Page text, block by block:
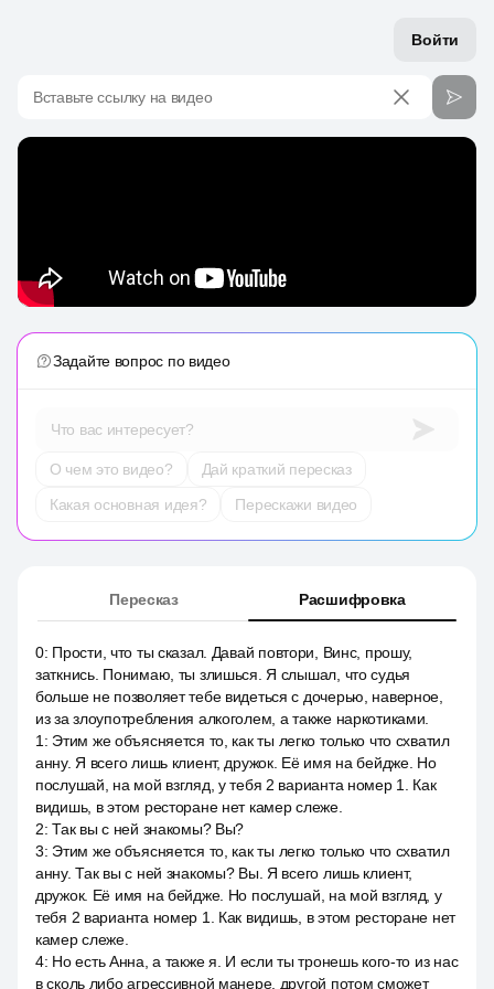
Войти
Вставьте ссылку на видео
Задайте вопрос по видео
Что вас интересует?
О чем это видео?
Дай краткий пересказ
Какая основная идея?
Перескажи видео
Пересказ Расшифровка
0: Прости, что ты сказал. Давай повтори, Винс, прошу,
заткнись. Понимаю, ты злишься. Я слышал, что судья
больше не позволяет тебе видеться с дочерью, наверное,
из за злоупотребления алкоголем, а также наркотиками.
1 : Этим же объясняется то, как ты легко только что схватил
анну. Я всего лишь клиент, дружок. Её имя на бейдже. Но
послушай, на мой взгляд, у тебя 2 варианта номер 1. Как
видишь, в этом ресторане нет камер слеже.
2:Так вы с ней знакомы? Вы?
3: Этим же объясняется то, как ты легко только что схватил
анну. Так вы с ней знакомы? Вы. Я всего лишь клиент,
дружок. Её имя на бейдже. Но послушай, на мой взгляд, у
тебя 2 варианта номер 1. Как видишь, в этом ресторане нет
камер слеже.
4: Но есть Анна, а также я. И если ты тронешь кого-то из нас
в сколь либо агрессивной манере, другой потом сможет